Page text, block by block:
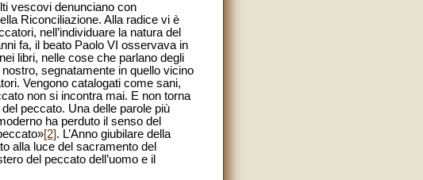
vescovi denunciano con
Riconciliazione. Alla radice vi è
nell’individuare la natura del
fa, il beato Paolo VI osservava in
libri, nelle cose che parlano degli
segnatamente in quello vicino
Vengono catalogati come sani,
non si incontra mai. E non torna
peccato. Una delle parole più
ha perduto il senso del
[2]. L’Anno giubilare della
alla luce del sacramento del
del peccato dell’uomo e il